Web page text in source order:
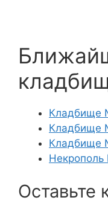
Кладбище
Кладбище
Кладбище
Оставьте